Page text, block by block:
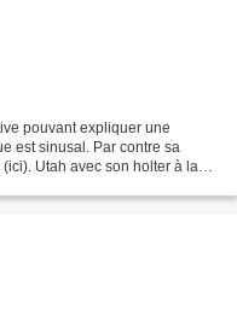
pouvant expliquer une
est sinusal. Par contre sa
Utah avec son holter à la